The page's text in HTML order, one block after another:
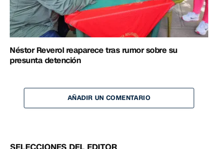
Néstor Reverol reaparece tras rumor sobre su
presunta detención
AÑADIR UN COMENTARIO